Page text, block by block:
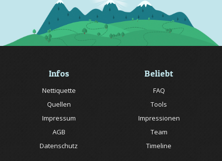
Infos
Nettiquette
Quellen
Impressum
AGB
Datenschutz
Beliebt
FAQ
Tools
Impressionen
Team
Timeline